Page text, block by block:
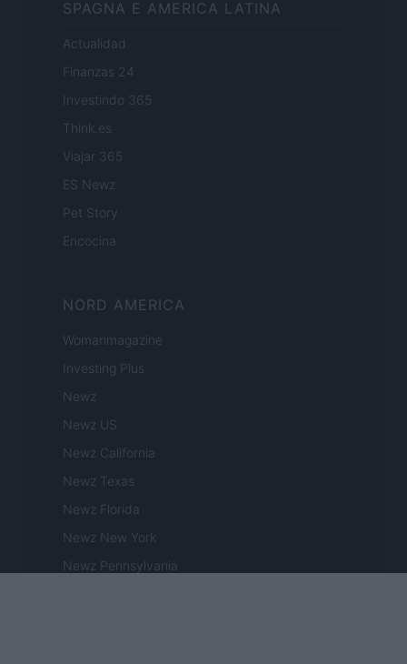
SPAGNA E AMERICA LATINA
Actualidad
Finanzas 24
Investindo 365
Think.es
Viajar 365
ES Newz
Pet Story
Encocina
NORD AMERICA
Womanmagazine
Investing Plus
Newz
Newz US
Newz California
Newz Texas
Newz Florida
Newz New York
Newz Pennsylvania